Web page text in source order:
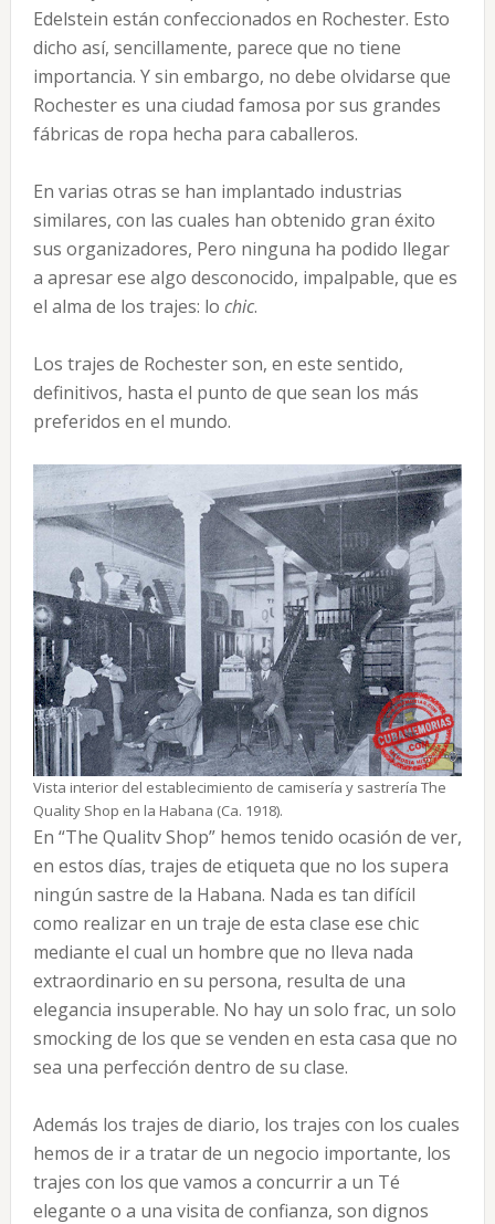
Edelstein están confeccionados en Rochester. Esto
dicho así, sencillamente, parece que no tiene
importancia. Y sin embargo, no debe olvidarse que
Rochester es una ciudad famosa por sus grandes
fábricas de ropa hecha para caballeros.
En varias otras se han implantado industrias
similares, con las cuales han obtenido gran éxito
sus organizadores, Pero ninguna ha podido llegar
a apresar ese algo desconocido, impalpable, que es
el alma de los trajes: lo chic.
Los trajes de Rochester son, en este sentido,
definitivos, hasta el punto de que sean los más
preferidos en el mundo.
Vista interior del establecimiento de camisería y sastrería The
Quality Shop en la Habana (Ca. 1918).
En “The Qualitv Shop” hemos tenido ocasión de ver,
en estos días, trajes de etiqueta que no los supera
ningún sastre de la Habana. Nada es tan difícil
como realizar en un traje de esta clase ese chic
mediante el cual un hombre que no lleva nada
extraordinario en su persona, resulta de una
elegancia insuperable. No hay un solo frac, un solo
smocking de los que se venden en esta casa que no
sea una perfección dentro de su clase.
Además los trajes de diario, los trajes con los cuales
hemos de ir a tratar de un negocio importante, los
trajes con los que vamos a concurrir a un Té
elegante o a una visita de confianza, son dignos